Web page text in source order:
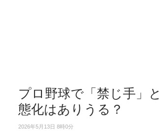
プロ野球で「禁じ手」
態化はありうる？
2026年5月13日 8時0分